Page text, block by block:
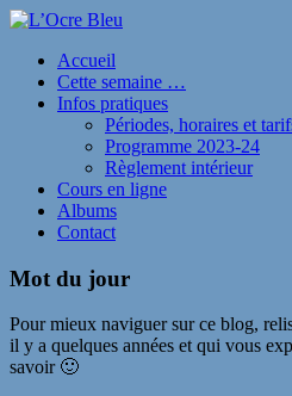
Accueil
Cette semaine …
Infos pratiques
Périodes, horaires et
Programme 2023-24
Règlement intérieur
Cours en ligne
Albums
Contact
Mot du jour
Pour mieux naviguer sur ce blog,
il y a quelques années et qui vous
savoir 🙂